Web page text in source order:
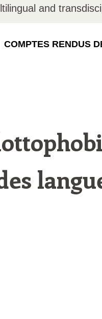
and
COMPTES RENDUS